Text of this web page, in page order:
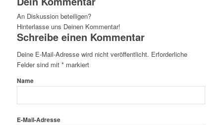
An Diskussion beteiligen?
Hinterlasse uns Deinen Kommentar!
Schreibe einen Kommentar
Deine E-Mail-Adresse wird nicht veröffentlicht. Erforderliche
Felder sind mit *markiert
Name
E-Mail-Adresse